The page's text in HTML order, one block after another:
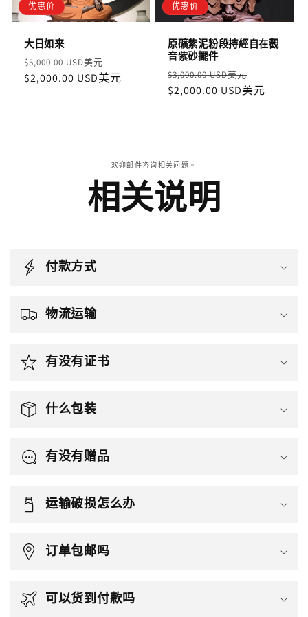
优惠价
大日如来
定
價
$5,000.00 USD美元
價
$2,000.00 USD美元
优惠价
原礦紫泥粉段持經自在觀
音紫砂擺件
定
價
$3,000.00 USD美元
價
$2,000.00 USD美元
欢迎邮件咨询相关问题。
相关说明
付款方式
物流运输
有没有证书
什么包装
有没有赠品
运输破损怎么办
订单包邮吗
可以货到付款吗